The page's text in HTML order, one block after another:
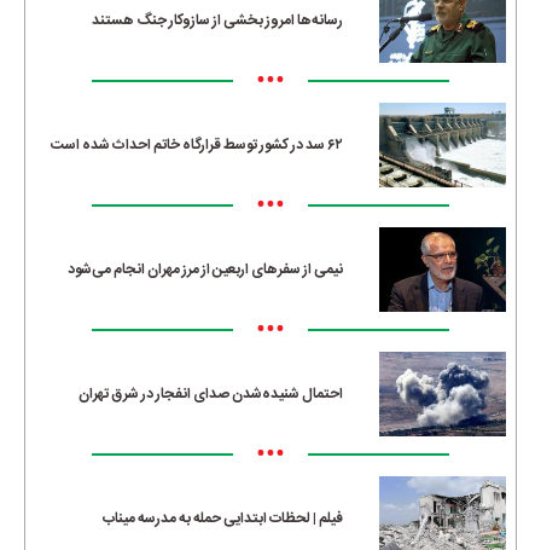
رسانه‌ها امروز بخشی از سازوکار جنگ هستند
•••
۶۲ سد در کشور توسط قرارگاه خاتم احداث شده است
•••
نیمی از سفرهای اربعین از مرز مهران انجام می‌شود
•••
احتمال شنیده‌شدن صدای انفجار در شرق تهران
•••
فیلم | لحظات ابتدایی حمله به مدرسه میناب